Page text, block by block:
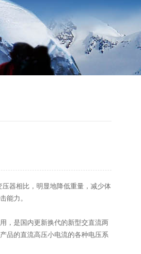
器相比，明显地降低重量，减少体
能力。
是国内更新换代的新型交直流两
品的直流高压小电流的各种电压系